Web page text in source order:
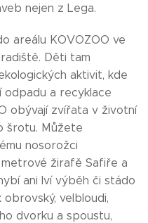
nejen z Lega.
areálu KOVOZOO ve
Děti tam
aktivit, kde
odpadu a recyklace
obývají zvířata v životní
šrotu. Můžete
nosorožci
žirafě Safiře a
ani lví výběh či stádo
velbloudi,
dvorku a spoustu,